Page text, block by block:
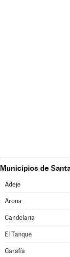
Municipios de
Adeje
Arona
Candelaria
El Tanque
Garafía